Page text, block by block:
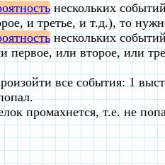
нескольких
и третье, и т.д.), то
нескольких
первое, или второе, или
все события: 1
промахнется, т.е. не